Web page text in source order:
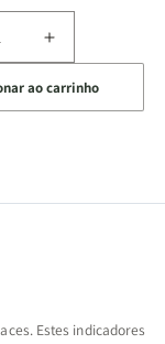
Aumentar
a
quantidade
de
|
ao carrinho
Estes indicadores